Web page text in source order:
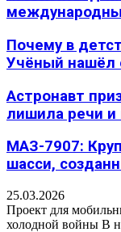
Почему в
Учёный нашёл
Астронавт
лишила речи и
МАЗ-7907:
шасси,
25.03.2026
Проект для
холодной войны В